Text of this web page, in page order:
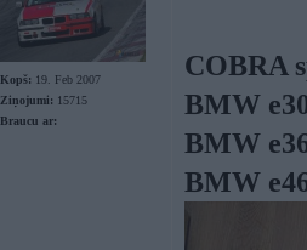
Kopš: 19. Feb 2007
Ziņojumi: 15715
Braucu ar:
COBRA
BMW
BMW
BMW